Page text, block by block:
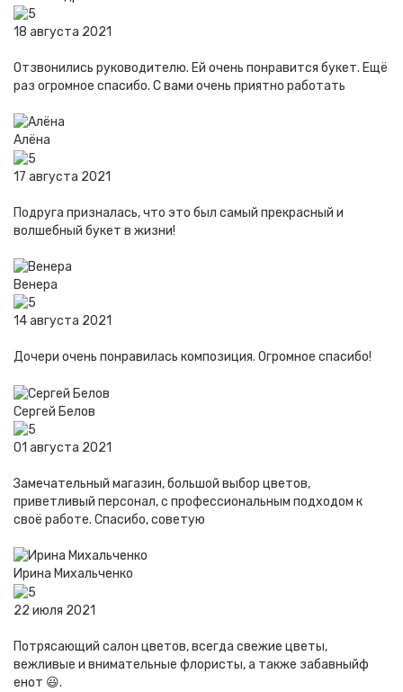
18 августа 2021
Отзвонились руководителю. Ей очень понравится букет. Ещё
раз огромное спасибо. С вами очень приятно работать
Алёна
17 августа 2021
Подруга призналась, что это был самый прекрасный и
волшебный букет в жизни!
Венера
14 августа 2021
Дочери очень понравилась композиция. Огромное спасибо!
Сергей Белов
01 августа 2021
Замечательный магазин, большой выбор цветов,
приветливый персонал, с профессиональным подходом к
своё работе. Спасибо, советую
Ирина Михальченко
22 июля 2021
Потрясающий салон цветов, всегда свежие цветы,
вежливые и внимательные флористы, а также забавныйф
енот 😃.